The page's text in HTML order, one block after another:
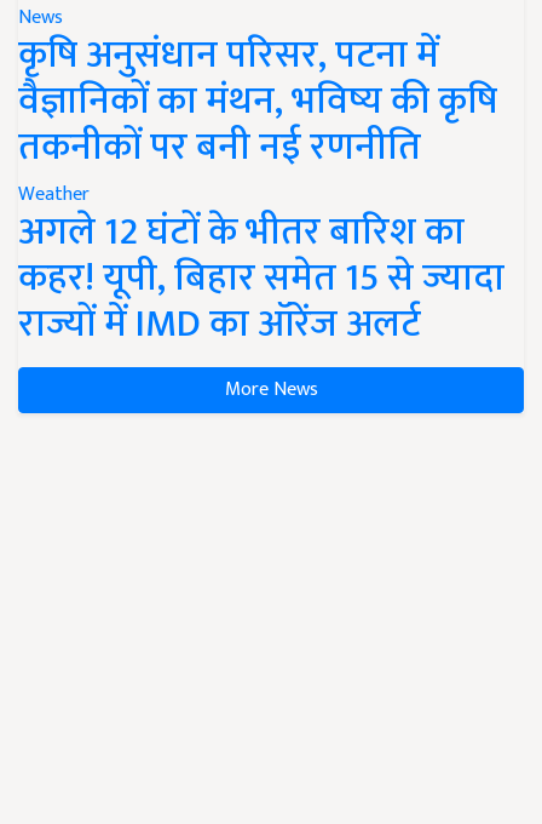
News
कृषि अनुसंधान परिसर, पटना में
वैज्ञानिकों का मंथन, भविष्य की कृषि
तकनीकों पर बनी नई रणनीति
Weather
अगले 12 घंटों के भीतर बारिश का
कहर! यूपी, बिहार समेत 15 से ज्यादा
राज्यों में IMD का ऑरेंज अलर्ट
More News